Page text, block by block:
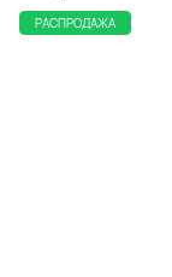
РАСПРОДАЖА